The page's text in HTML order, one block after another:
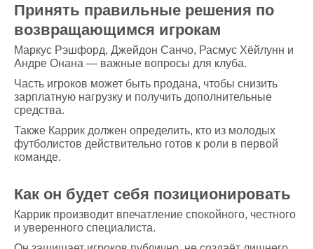
Принять правильные решения по
возвращающимся игрокам
Маркус Рэшфорд, Джейдон Санчо, Расмус Хёйлунн и
Андре Онана — важные вопросы для клуба.
Часть игроков может быть продана, чтобы снизить
зарплатную нагрузку и получить дополнительные
средства.
Также Каррик должен определить, кто из молодых
футболистов действительно готов к роли в первой
команде.
Как он будет себя позиционировать
Каррик производит впечатление спокойного, честного
и уверенного специалиста.